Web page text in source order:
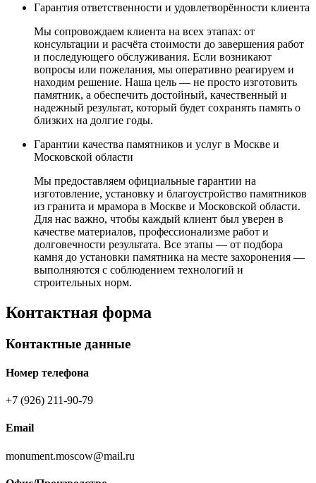
Гарантия ответственности и удовлетворённости клиента
Мы сопровождаем клиента на всех этапах: от
консультации и расчёта стоимости до завершения работ
и последующего обслуживания. Если возникают
вопросы или пожелания, мы оперативно реагируем и
находим решение. Наша цель — не просто изготовить
памятник, а обеспечить достойный, качественный и
надежный результат, который будет сохранять память о
близких на долгие годы.
Гарантии качества памятников и услуг в Москве и
Московской области
Мы предоставляем официальные гарантии на
изготовление, установку и благоустройство памятников
из гранита и мрамора в Москве и Московской области.
Для нас важно, чтобы каждый клиент был уверен в
качестве материалов, профессионализме работ и
долговечности результата. Все этапы — от подбора
камня до установки памятника на месте захоронения —
выполняются с соблюдением технологий и
строительных норм.
Контактная форма
Контактные данные
Номер телефона
+7 (926) 211-90-79
Email
monument.moscow@mail.ru